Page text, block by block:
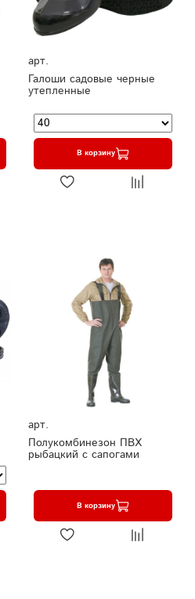
арт.
Галоши садовые черные
утепленные
В корзину
арт.
Полукомбинезон ПВХ
рыбацкий с сапогами
В корзину